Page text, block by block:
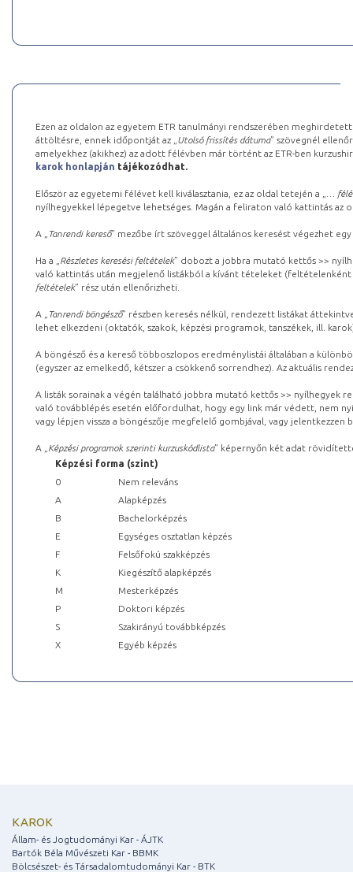
Ezen az oldalon az egyetem ETR tanulmányi rendszerében
áttöltésre, ennek időpontját az „ Utolsó frissítés dátuma” szövegnél
amelyekhez (akikhez) az adott félévben már történt az ETR-ben
karok honlapján tájékozódhat.
Először az egyetemi félévet kell kiválasztania, ez az oldal tetején a „
…
nyílhegyekkel lépegetve lehetséges. Magán a feliraton való kattintás az
A „ Tanrendi kereső” mezőbe írt szöveggel általános keresést végezhet
Ha a „ Részletes keresési feltételek” dobozt a jobbra mutató kettős >>
való kattintás után megjelenő listákból a kívánt tételeket (feltételenként
feltételek” rész után ellenőrizheti.
A „ Tanrendi böngésző” részben keresés nélkül, rendezett listákat
lehet elkezdeni (oktatók, szakok, képzési programok, tanszékek, ill.
A böngésző és a kereső többoszlopos eredménylistái általában a
(egyszer az emelkedő, kétszer a csökkenő sorrendhez). Az aktuális
A listák sorainak a végén található jobbra mutató kettős >> nyílhegyek
való továbblépés esetén előfordulhat, hogy egy link már védett, nem
vagy lépjen vissza a böngészője megfelelő gombjával, vagy
A „ Képzési programok szerinti kurzuskódlista” képernyőn két adat
Képzési forma (szint)
0
Nem releváns
A
Alapképzés
B
Bachelorképzés
E
Egységes osztatlan képzés
F
Felsőfokú szakképzés
K
Kiegészítő alapképzés
M
Mesterképzés
P
Doktori képzés
S
Szakirányú továbbképzés
X
Egyéb képzés
KAROK
Állam- és Jogtudományi Kar - ÁJTK
Bartók Béla Művészeti Kar - BBMK
Bölcsészet- és Társadalomtudományi Kar - BTK